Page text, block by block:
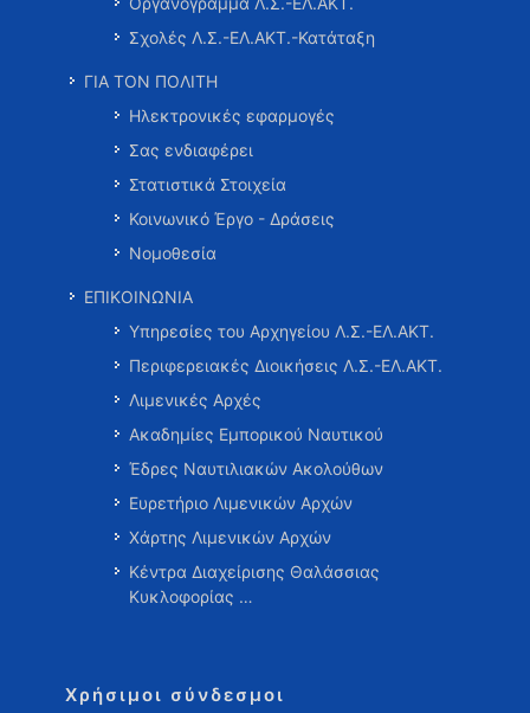
Σχολές Λ.Σ.-ΕΛ.ΑΚΤ.-Κατάταξη
ΓΙΑ ΤΟΝ ΠΟΛΙΤΗ
Ηλεκτρονικές εφαρμογές
Σας ενδιαφέρει
Στατιστικά Στοιχεία
Κοινωνικό Έργο - Δράσεις
Νομοθεσία
ΕΠΙΚΟΙΝΩΝΙΑ
Υπηρεσίες του Αρχηγείου Λ.Σ.-ΕΛ.ΑΚΤ.
Περιφερειακές Διοικήσεις Λ.Σ.-ΕΛ.ΑΚΤ.
Λιμενικές Αρχές
Ακαδημίες Εμπορικού Ναυτικού
Έδρες Ναυτιλιακών Ακολούθων
Ευρετήριο Λιμενικών Αρχών
Χάρτης Λιμενικών Αρχών
Κέντρα Διαχείρισης Θαλάσσιας
Κυκλοφορίας …
Χρήσιμοι σύνδεσμοι